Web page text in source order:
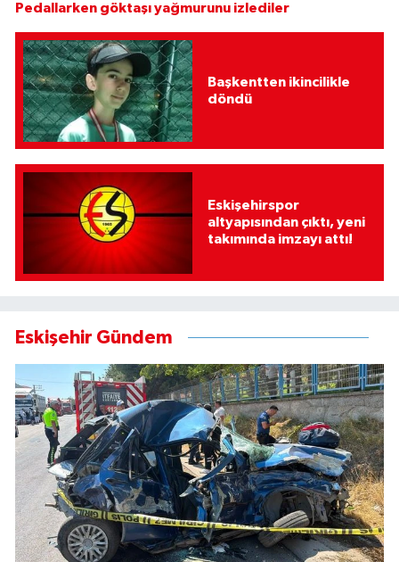
Pedallarken göktaşı yağmurunu izlediler
Başkentten ikincilikle
döndü
Eskişehirspor
altyapısından çıktı, yeni
takımında imzayı attı!
Eskişehir Gündem